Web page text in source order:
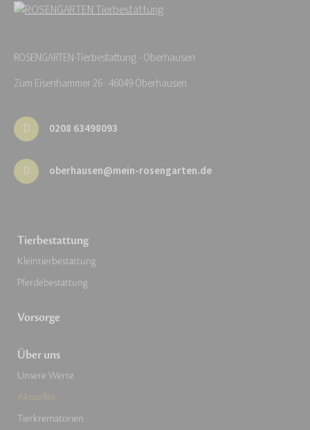
ROSENGARTEN-Tierbestattung - Oberhausen
Zum Eisenhammer 26 · 46049 Oberhausen
0208 63498093
oberhausen@mein-rosengarten.de
Tierbestattung
Kleintierbestattung
Pferdebestattung
Vorsorge
Über uns
Unsere Werte
Aktuelles
Tierkrematorien